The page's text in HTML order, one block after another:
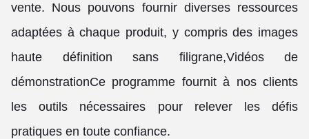
vente. Nous pouvons fournir diverses ressources
adaptées à chaque produit, y compris des images
haute définition sans filigrane,Vidéos de
démonstrationCe programme fournit à nos clients
les outils nécessaires pour relever les défis
pratiques en toute confiance.